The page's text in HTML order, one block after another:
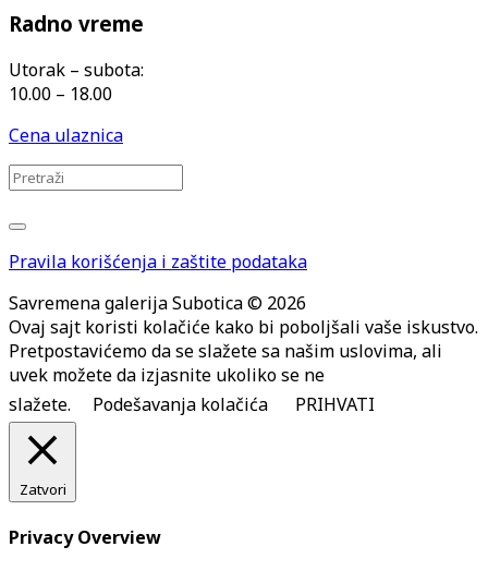
Radno vreme
Utorak – subota:
10.00 – 18.00
Cena ulaznica
Pravila korišćenja i zaštite podataka
Savremena galerija Subotica © 2026
Ovaj sajt koristi kolačiće kako bi poboljšali vaše iskustvo.
Pretpostavićemo da se slažete sa našim uslovima, ali
uvek možete da izjasnite ukoliko se ne
slažete.
Podešavanja kolačića PRIHVATI
Zatvori
Privacy Overview